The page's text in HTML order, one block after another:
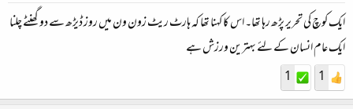
ایک کوچ کی تحریر پڑھ رہا تھا۔ اس کا کہنا تھا کہ ہارٹ ریٹ زون ون میں روز ڈیڑھ سے دو گھنٹے چلنا
ایک عام انسان کے لئے بہترین ورزش ہے
1
1